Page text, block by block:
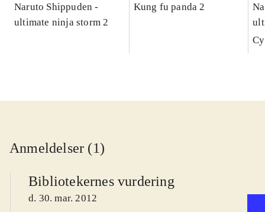
Naruto Shippuden -
ultimate ninja storm 2
Kung fu panda 2
Anmeldelser (1)
Bibliotekernes vurdering
d. 30. mar. 2012